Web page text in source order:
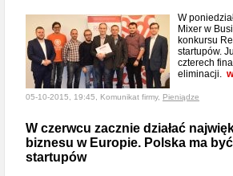
W
Mixer w
konkursu
startupów.
czterech
eliminacji.
05-10-2015, 19:45, Komunikat firmy, Pieniądze
W czerwcu zacznie działać
biznesu w Europie. Polska ma
startupów